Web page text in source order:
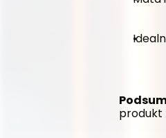
produkt